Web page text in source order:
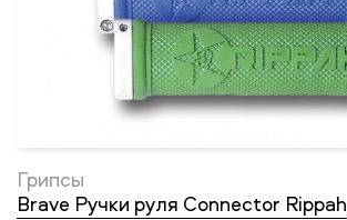
Грипсы
Brave Ручки руля Connector Rippah